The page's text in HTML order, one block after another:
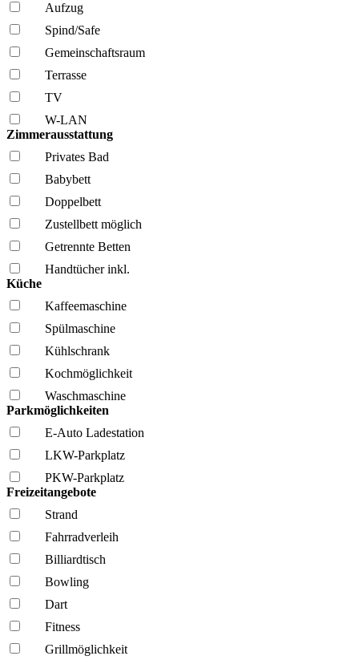
Aufzug
Spind/Safe
Gemeinschafts­raum
Terrasse
TV
W-LAN
Zimmerausstattung
Privates Bad
Babybett
Doppelbett
Zustellbett möglich
Getrennte Betten
Handtücher inkl.
Küche
Kaffee­maschine
Spül­maschine
Kühl­schrank
Kochmöglich­keit
Wasch­maschine
Parkmöglichkeiten
E-Auto Ladestation
LKW-Parkplatz
PKW-Parkplatz
Freizeitangebote
Strand
Fahrrad­verleih
Billiardtisch
Bowling
Dart
Fitness
Grillmöglich­keit